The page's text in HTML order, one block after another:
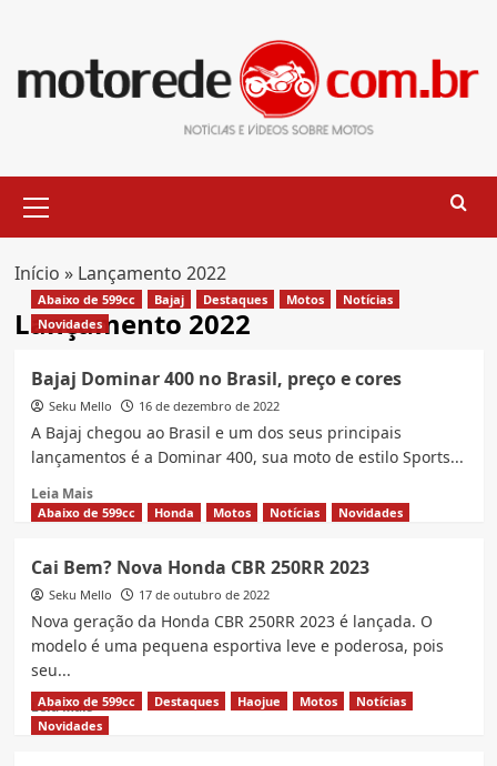
content
Menu
Início » Lançamento 2022
Lançamento 2022
Abaixo de 599cc Bajaj Destaques Motos
Notícias
Novidades
Bajaj Dominar 400 no Brasil, preço e cores
Seku Mello 16 de dezembro de 2022
A Bajaj chegou ao Brasil e um dos seus principais
lançamentos é a Dominar 400, sua moto de estilo Sports...
Leia MaisRead
more
Dominar
400
no
Brasil,
cores
Abaixo de 599cc Honda Motos Notícias Novidades
Cai Bem? Nova Honda CBR 250RR 2023
Seku Mello 17 de outubro de 2022
Nova geração da Honda CBR 250RR 2023 é lançada. O
modelo é uma pequena esportiva leve e poderosa, pois
seu...
Leia MaisRead
more
Abaixo de 599cc Destaques Haojue Motos
Notícias
Novidades